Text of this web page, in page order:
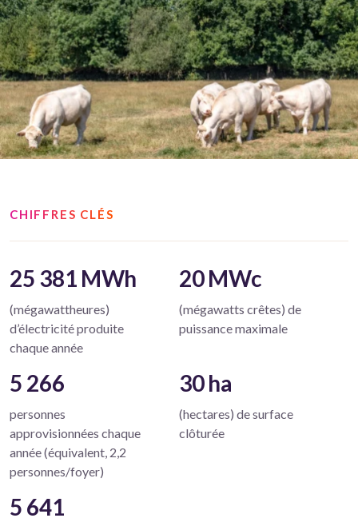
CHIFFRES CLÉS
25 381 MWh
(mégawattheures)
d’électricité produite
chaque année
20 MWc
(mégawatts crêtes) de
puissance maximale
5 266
personnes
approvisionnées chaque
année (équivalent, 2,2
personnes/foyer)
30 ha
(hectares) de surface
clôturée
5 641